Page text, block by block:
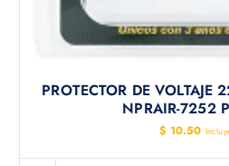
PROTECTOR DE
NPRAIR-7252
$ 10.50